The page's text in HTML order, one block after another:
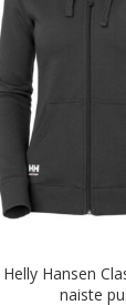
Helly Hansen
naiste